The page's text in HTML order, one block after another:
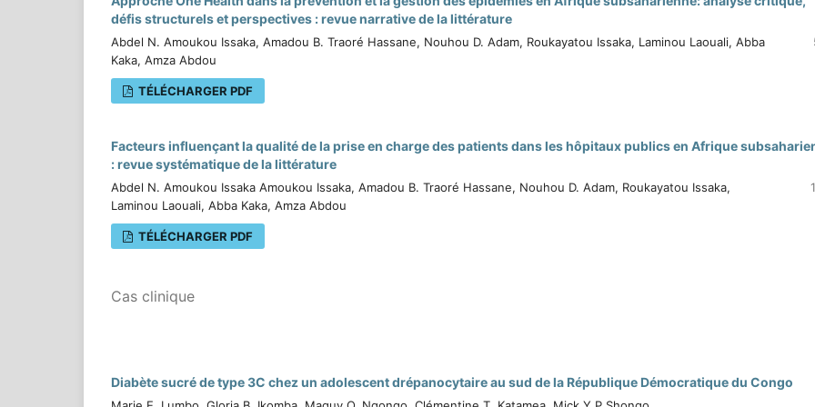
défis structurels et perspectives : revue narrative de la littérature
Abdel N. Amoukou Issaka, Amadou B. Traoré Hassane, Nouhou D. Adam, Roukayatou Issaka, Laminou Laouali, Abba
Kaka, Amza Abdou
TÉLÉCHARGER PDF
Facteurs influençant la qualité de la prise en charge des patients dans les hôpitaux publics en Afrique
: revue systématique de la littérature
Abdel N. Amoukou Issaka Amoukou Issaka, Amadou B. Traoré Hassane, Nouhou D. Adam, Roukayatou Issaka,
Laminou Laouali, Abba Kaka, Amza Abdou
TÉLÉCHARGER PDF
Cas clinique
Diabète sucré de type 3C chez un adolescent drépanocytaire au sud de la République Démocratique du Congo